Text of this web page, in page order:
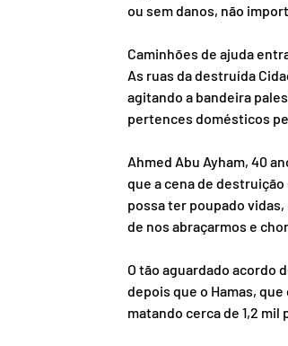
ou sem danos, não
Caminhões de ajuda
As ruas da destruída
agitando a bandeira
pertences domésticos
Ahmed Abu Ayham, 40
que a cena de
possa ter poupado
de nos abraçarmos e
O tão aguardado acordo
depois que o Hamas,
matando cerca de 1,2